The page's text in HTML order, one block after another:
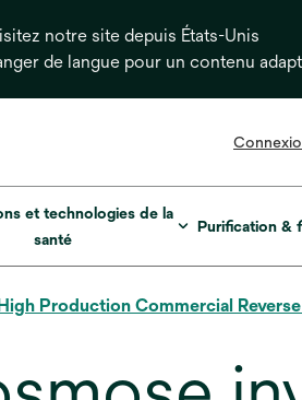
notre site depuis États-Unis
de langue pour un contenu
et technologies de la
santé
Purification &
Production Commercial